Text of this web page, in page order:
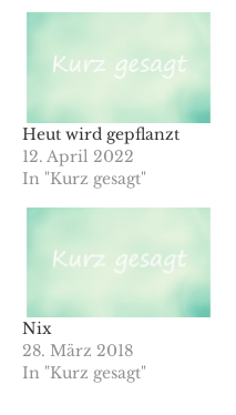
Heut wird gepflanzt
12. April 2022
In "Kurz gesagt"
Nix
28. März 2018
In "Kurz gesagt"